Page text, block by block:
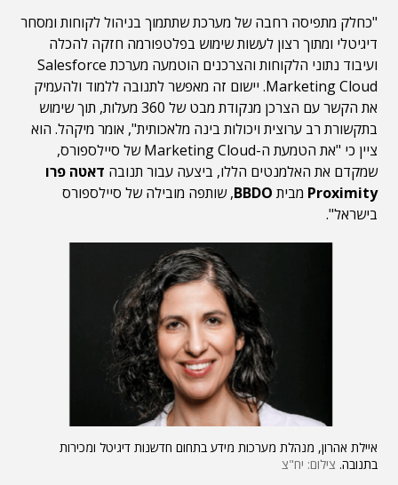
"כחלק מתפיסה רחבה של מערכת שתתמוך בניהול לקוחות ומסחר
דיגיטלי ומתוך רצון לעשות שימוש בפלטפורמה חזקה להכלה
ועיבוד נתוני הלקוחות והצרכנים הוטמעה מערכת Salesforce
Marketing Cloud. יישום זה מאפשר לתנובה ללמוד ולהעמיק
את הקשר עם הצרכן מנקודת מבט של 360 מעלות, תוך שימוש
בתקשורת רב ערוצית ויכולות בינה מלאכותית", אומר מיקהל. הוא
ציין כי "את הטמעת ה-Marketing Cloud של סיילספורס,
שמקדם את האלמנטים הללו, ביצעה עבור תנובה דאטה פרו
Proximity מבית BBDO, שותפה מובילה של סיילספורס
בישראל".
איילת אהרון, מנהלת מערכות מידע בתחום חדשנות דיגיטל ומכירות
בתנובה. צילום: יח"צ